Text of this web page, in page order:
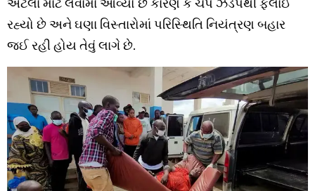
રહ્યો છે અને ઘણા વિસ્તારોમાં પરિસ્થિતિ નિયંત્રણ બહાર
જઈ રહી હોય તેવું લાગે છે.